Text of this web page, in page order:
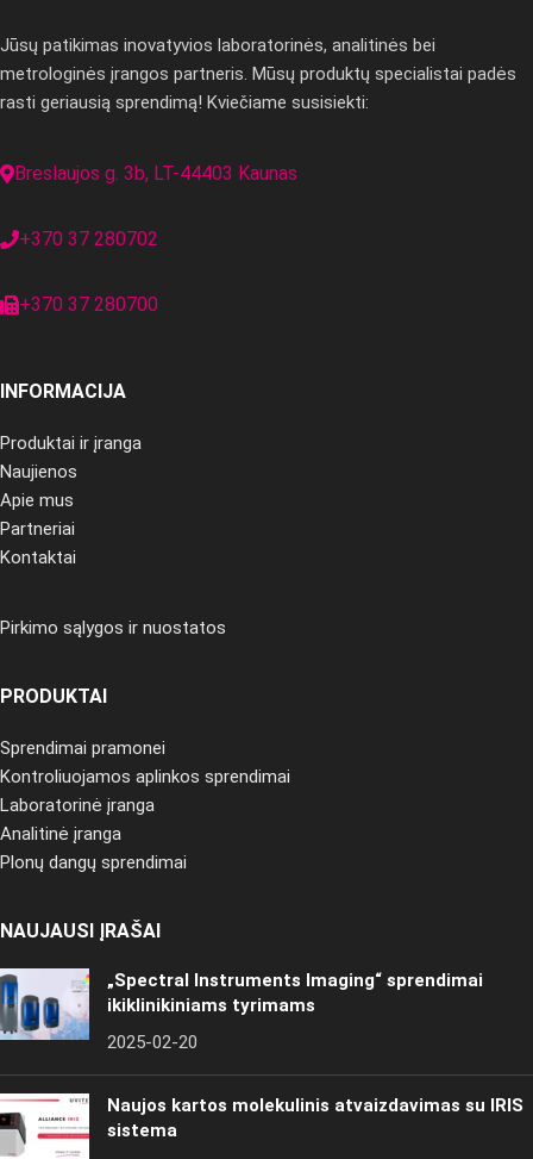
Jūsų patikimas inovatyvios laboratorinės, analitinės bei
metrologinės įrangos partneris. Mūsų produktų specialistai padės
rasti geriausią sprendimą! Kviečiame susisiekti:
Breslaujos g. 3b, LT-44403 Kaunas
+370 37 280702
+370 37 280700
INFORMACIJA
Produktai ir įranga
Naujienos
Apie mus
Partneriai
Kontaktai
Pirkimo sąlygos ir nuostatos
PRODUKTAI
Sprendimai pramonei
Kontroliuojamos aplinkos sprendimai
Laboratorinė įranga
Analitinė įranga
Plonų dangų sprendimai
NAUJAUSI ĮRAŠAI
„Spectral Instruments Imaging“ sprendimai
ikiklinikiniams tyrimams
2025-02-20
Naujos kartos molekulinis atvaizdavimas su IRIS
sistema